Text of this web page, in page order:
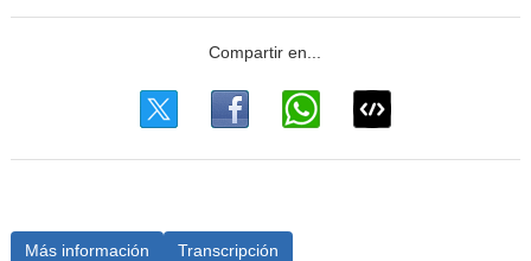
Más información Transcripción